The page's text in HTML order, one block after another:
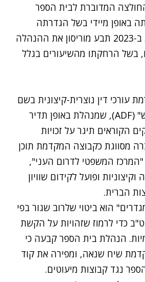
המדוברת לבית הספר
באופן מיידי בשל הגדרתה
כמקדמת שיח שנאה. ב-2023 תבע מוריסון את ההנהלה
בשל הרחקתו מהשיעורים בגלל
עורכי דין נוצרית-קיצונית בשם
"ברית מגנה על חופש" (ADF), שמנהלת באופן תדיר
הקוראים תיגר על זכויות
מסווגת כקבוצה המקדמת תוכן
"המרכז המשפטי לדרום העני",
ופועל לקידום שוויון
הברית.
הוא ביטוי שלרוב שגור בפי
כדי לרמוז שזהויות על הקשת
הנהלת בית הספר קבעה כי
שיח שנאה, ומפירה את קוד
נגד קבוצות מיעוטים.